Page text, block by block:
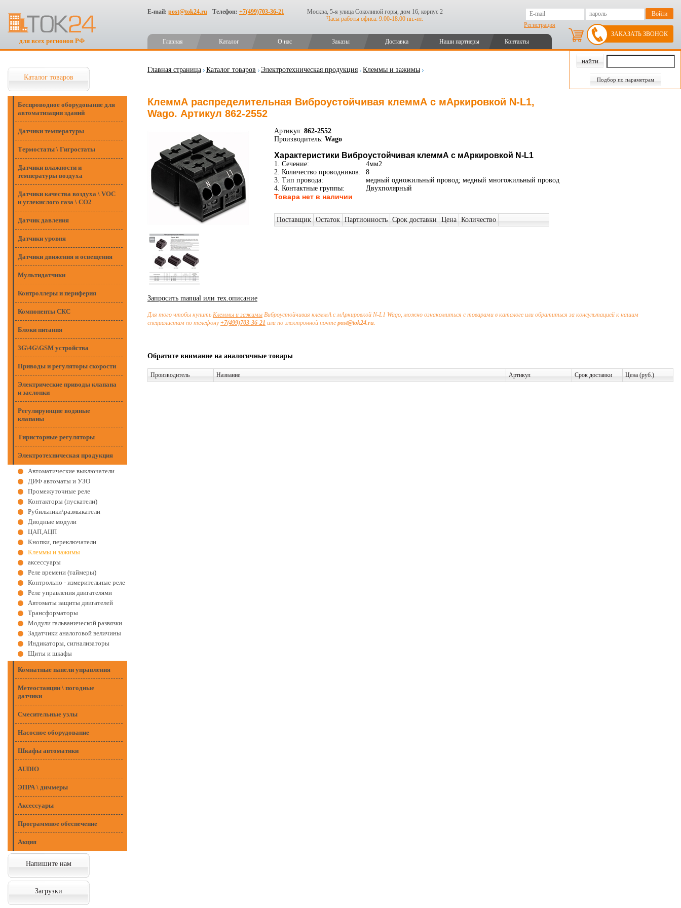
для всех регионов РФ
E-mail: post@tok24.ru Телефон: +7(499)703-36-21
Москва, 5-я улица Соколиной горы, дом 16, корпус 2
Часы работы офиса: 9.00-18.00 пн.-пт.
Регистрация
Главная Каталог О нас Заказы Доставка Наши партнеры Контакты
ЗАКАЗАТЬ ЗВОНОК
Подбор по параметрам
Каталог товаров
Беспроводное оборудование для
автоматизации зданий
Датчики температуры
Термостаты \ Гигростаты
Датчики влажности и
температуры воздуха
Датчики качества воздуха \ VOC
и углекислого газа \ CO2
Датчик давления
Датчики уровня
Датчики движения и освещения
Мультидатчики
Контроллеры и периферия
Компоненты СКС
Блоки питания
3G\4G\GSM устройства
Приводы и регуляторы скорости
Электрические приводы клапана
и заслонки
Регулирующие водяные
клапаны
Тиристорные регуляторы
Электротехническая продукция
Автоматические выключатели
ДИФ автоматы и УЗО
Промежуточные реле
Контакторы (пускатели)
Рубильники\размыкатели
Диодные модули
ЦАП,АЦП
Кнопки, переключатели
Клеммы и зажимы
аксессуары
Реле времени (таймеры)
Контрольно - измерительные реле
Реле управления двигателями
Автоматы защиты двигателей
Трансформаторы
Модули гальванической развязки
Задатчики аналоговой величины
Индикаторы, сигнализаторы
Щиты и шкафы
Комнатные панели управления
Метеостанции \ погодные
датчики
Смесительные узлы
Насосное оборудование
Шкафы автоматики
AUDIO
ЭПРА \ диммеры
Аксессуары
Программное обеспечение
Акция
Напишите нам
Загрузки
Главная страница Каталог товаров Электротехническая продукция Клеммы и зажимы
КлеммА распределительная Виброустойчивая клеммА с мАркировкой N-L1,
Wago. Артикул 862-2552
Артикул: 862-2552
Производитель: Wago
Характеристики Виброустойчивая клеммА с мАркировкой N-L1
1. Сечение:
4мм2
2. Количество проводников:
8
3. Тип провода:
медный одножильный провод; медный многожильный провод
4. Контактные группы:
Двухполярный
Товара нет в наличии
Поставщик Остаток Партионность Срок доставки Цена Количество
Запросить manual или тех.описание
Для того чтобы купить Клеммы и зажимыВиброустойчивая клеммА с мАркировкой N-L1 Wago, можно ознакомиться с товарами в каталоге или обратиться за консультацией к нашим
специалистам по телефону+7(499)703-36-21 или по электронной почте post@tok24.ru.
Обратите внимание на аналогичные товары
Производитель Название Артикул Срок доставки Цена (руб.)